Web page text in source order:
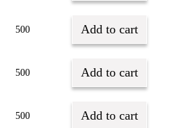
500 Add to cart
500 Add to cart
500 Add to cart